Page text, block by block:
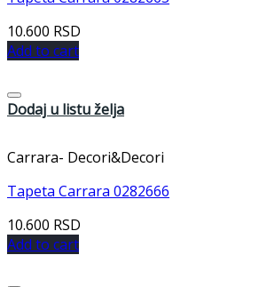
10.600 RSD
Add to cart
Dodaj u listu želja
Carrara- Decori&Decori
Tapeta Carrara 0282666
10.600 RSD
Add to cart